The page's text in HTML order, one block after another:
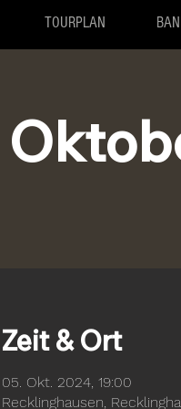
TOURPLAN
Zeit & Ort
05. Okt. 2024, 19:00
Recklinghausen,